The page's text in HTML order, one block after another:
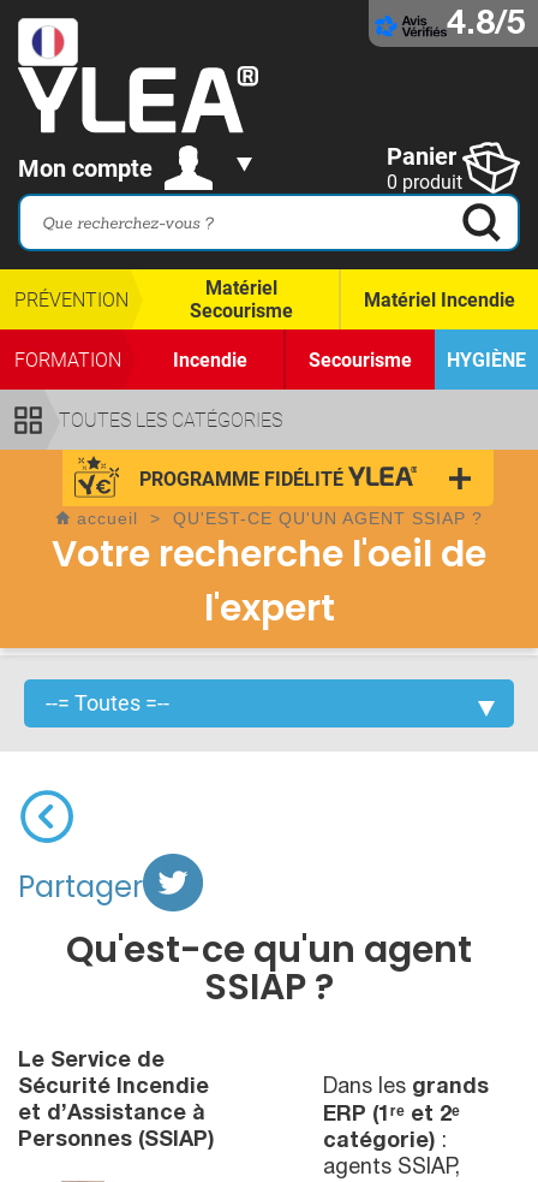
4.8/5
Mon compte Panier
0 produit
TOUTES LES CATÉGORIES
PRÉVENTION
Matériel
Secourisme
Matériel Incendie
FORMATION Incendie Secourisme HYGIÈNE
PROGRAMME FIDÉLITÉ
accueil > QU'EST-CE QU'UN AGENT SSIAP ?
Votre recherche l'oeil de
l'expert
Partager
Qu'est-ce qu'un agent
SSIAP ?
Le Service de
Sécurité Incendie
et d’Assistance à
Personnes (SSIAP)
Dans les grands
ERP (1ʳᵉ et 2ᵉ
catégorie) :
agents SSIAP,